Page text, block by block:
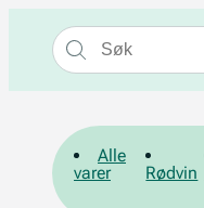
Alle
varer
Rødvin